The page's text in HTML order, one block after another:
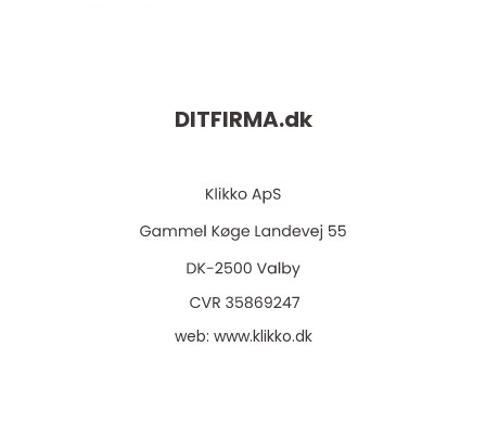
DITFIRMA.dk
web: www.klikko.dk